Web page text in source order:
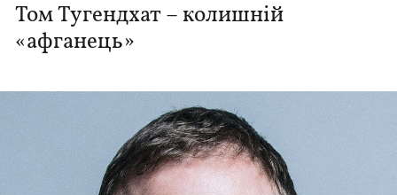
Том Тугендхат – колишній
«афганець»